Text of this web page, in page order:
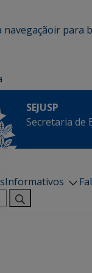
navegaçãoir para
SEJUSP
Secretaria de
Informativos